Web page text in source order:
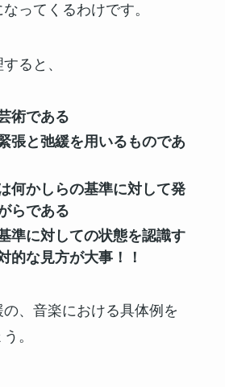
ってくるわけです。
ると、
術である
張と弛緩を用いるものであ
何かしらの基準に対して発
らである
準に対しての状態を認識す
的な見方が大事！！
、音楽における具体例を
。